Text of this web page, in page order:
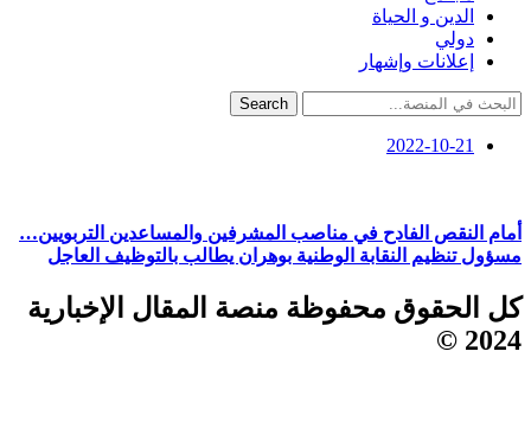
الدين و الحياة
دولي
إعلانات وإشهار
Search
2022-10-21
أمام النقص الفادح في مناصب المشرفين والمساعدين التربويين…
مسؤول تنظيم النقابة الوطنية بوهران يطالب بالتوظيف العاجل
كل الحقوق محفوظة منصة المقال الإخبارية
2024 ©